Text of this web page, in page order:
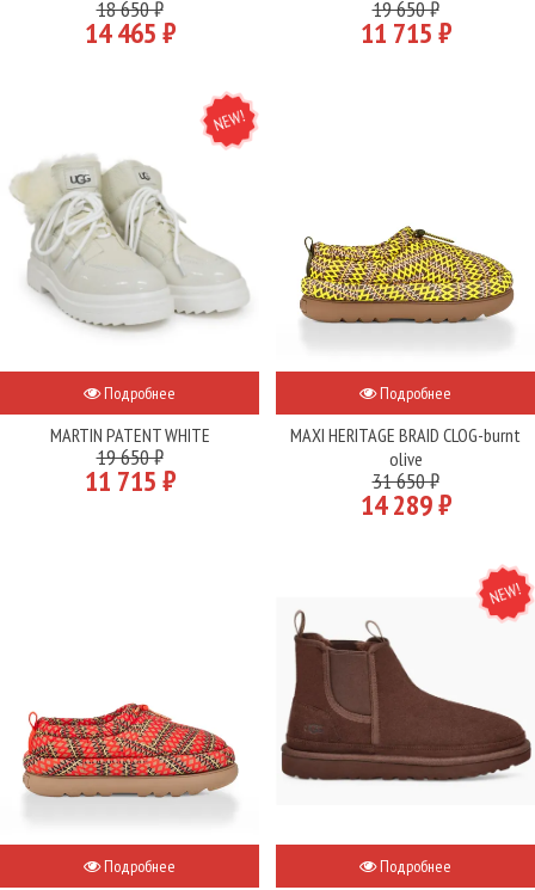
18 650 ₽
14 465 ₽
19 650 ₽
11 715 ₽
NEW
Подробнее
MARTIN PATENT WHITE
19 650 ₽
11 715 ₽
Подробнее
MAXI HERITAGE BRAID CLOG-burnt
olive
31 650 ₽
14 289 ₽
Подробнее
NEW
Подробнее